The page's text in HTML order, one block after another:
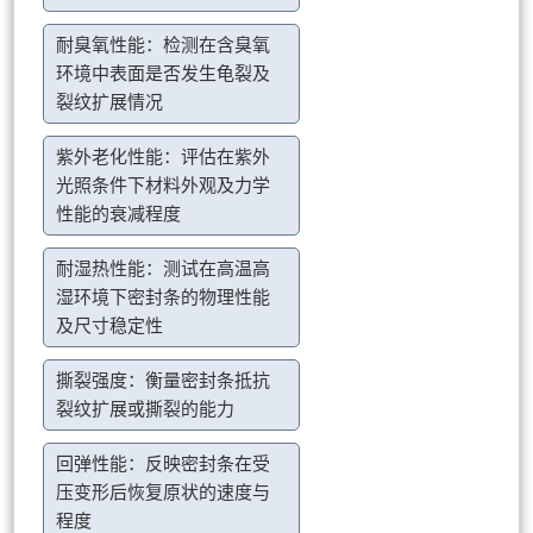
耐臭氧性能：检测在含臭氧
环境中表面是否发生龟裂及
裂纹扩展情况
紫外老化性能：评估在紫外
光照条件下材料外观及力学
性能的衰减程度
耐湿热性能：测试在高温高
湿环境下密封条的物理性能
及尺寸稳定性
撕裂强度：衡量密封条抵抗
裂纹扩展或撕裂的能力
回弹性能：反映密封条在受
压变形后恢复原状的速度与
程度